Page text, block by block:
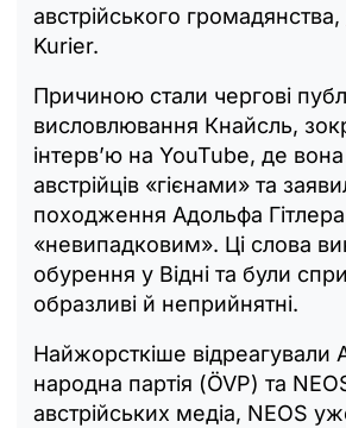
австрійського громадянства,
Kurier.
Причиною стали чергові
висловлювання Кнайсль,
інтерв’ю на YouTube, де
австрійців «гієнами» та
походження Адольфа Гітлера
«невипадковим». Ці слова
обурення у Відні та були
образливі й неприйнятні.
Найжорсткіше відреагували
народна партія (ÖVP) та
австрійських медіа, NEOS